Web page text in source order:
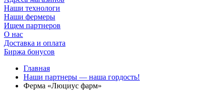
Наши технологи
Наши фермеры
Ищем партнеров
О нас
Доставка и оплата
Биржа бонусов
Главная
Наши партнеры — наша гордость!
Ферма «Люциус фарм»